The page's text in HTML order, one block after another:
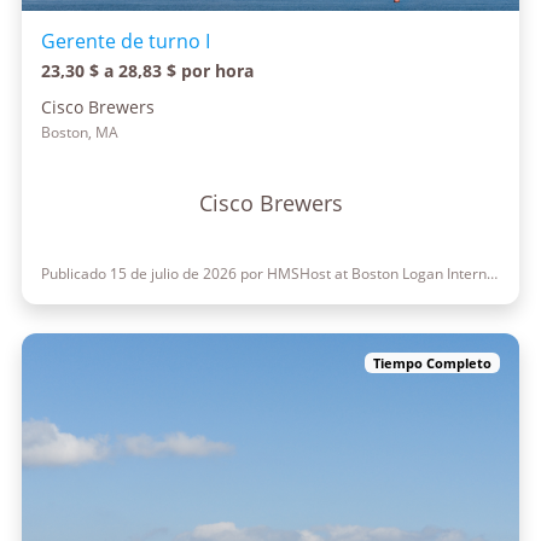
Gerente de turno I
23,30 $ a 28,83 $ por hora
Cisco Brewers
Boston, MA
Cisco Brewers
Publicado 15 de julio de 2026 por HMSHost at Boston Logan International Airport
Tiempo Completo